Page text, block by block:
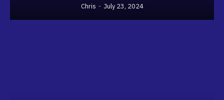
Chris July 23, 2024